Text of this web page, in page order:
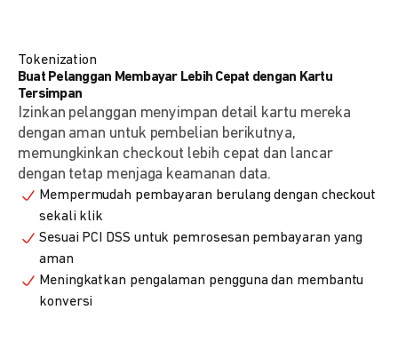
Tokenization
Buat Pelanggan Membayar Lebih Cepat dengan Kartu
Tersimpan
Izinkan pelanggan menyimpan detail kartu mereka
dengan aman untuk pembelian berikutnya,
memungkinkan checkout lebih cepat dan lancar
dengan tetap menjaga keamanan data.
Mempermudah pembayaran berulang dengan checkout
sekali klik
Sesuai PCI DSS untuk pemrosesan pembayaran yang
aman
Meningkatkan pengalaman pengguna dan membantu
konversi